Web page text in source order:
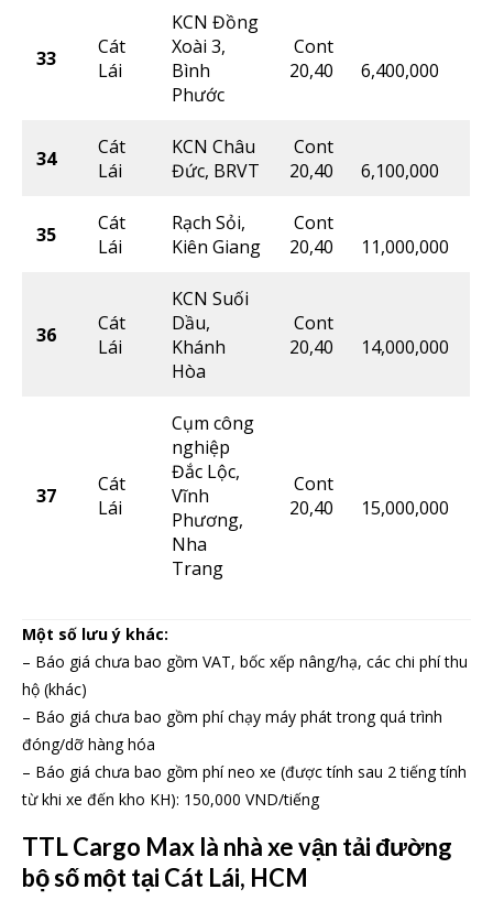
33
Cát
Lái
KCN Đồng
Xoài 3,
Bình
Phước
Cont
20,40
6,400,000
34
Cát
Lái
KCN Châu
Đức, BRVT
Cont
20,40
6,100,000
35
Cát
Lái
Rạch Sỏi,
Kiên Giang
Cont
20,40
11,000,000
36
Cát
Lái
KCN Suối
Dầu,
Khánh
Hòa
Cont
20,40
14,000,000
37
Cát
Lái
Cụm công
nghiệp
Đắc Lộc,
Vĩnh
Phương,
Nha
Trang
Cont
20,40
15,000,000
Một số lưu ý khác:
– Báo giá chưa bao gồm VAT, bốc xếp nâng/hạ, các chi phí thu
hộ (khác)
– Báo giá chưa bao gồm phí chạy máy phát trong quá trình
đóng/dỡ hàng hóa
– Báo giá chưa bao gồm phí neo xe (được tính sau 2 tiếng tính
từ khi xe đến kho KH): 150,000 VND/tiếng
TTL Cargo Max là nhà xe vận tải đường
bộ số một tại Cát Lái, HCM